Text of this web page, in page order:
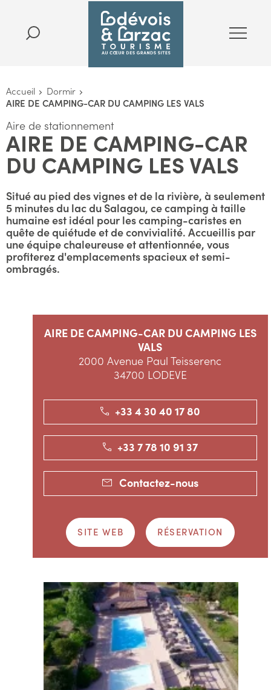
Accueil
Dormir
AIRE DE CAMPING-CAR DU CAMPING LES VALS
Aire de stationnement
AIRE DE CAMPING-CAR
DU CAMPING LES VALS
Situé au pied des vignes et de la rivière, à seulement
5 minutes du lac du Salagou, ce camping à taille
humaine est idéal pour les camping-caristes en
quête de quiétude et de convivialité. Accueillis par
une équipe chaleureuse et attentionnée, vous
profiterez d'emplacements spacieux et semi-
ombragés.
AIRE DE CAMPING-CAR DU CAMPING LES
VALS
2000 Avenue Paul Teisserenc
34700 LODEVE
+33 4 30 40 17 80
+33 7 78 10 91 37
Contactez-nous
SITE WEB RÉSERVATION